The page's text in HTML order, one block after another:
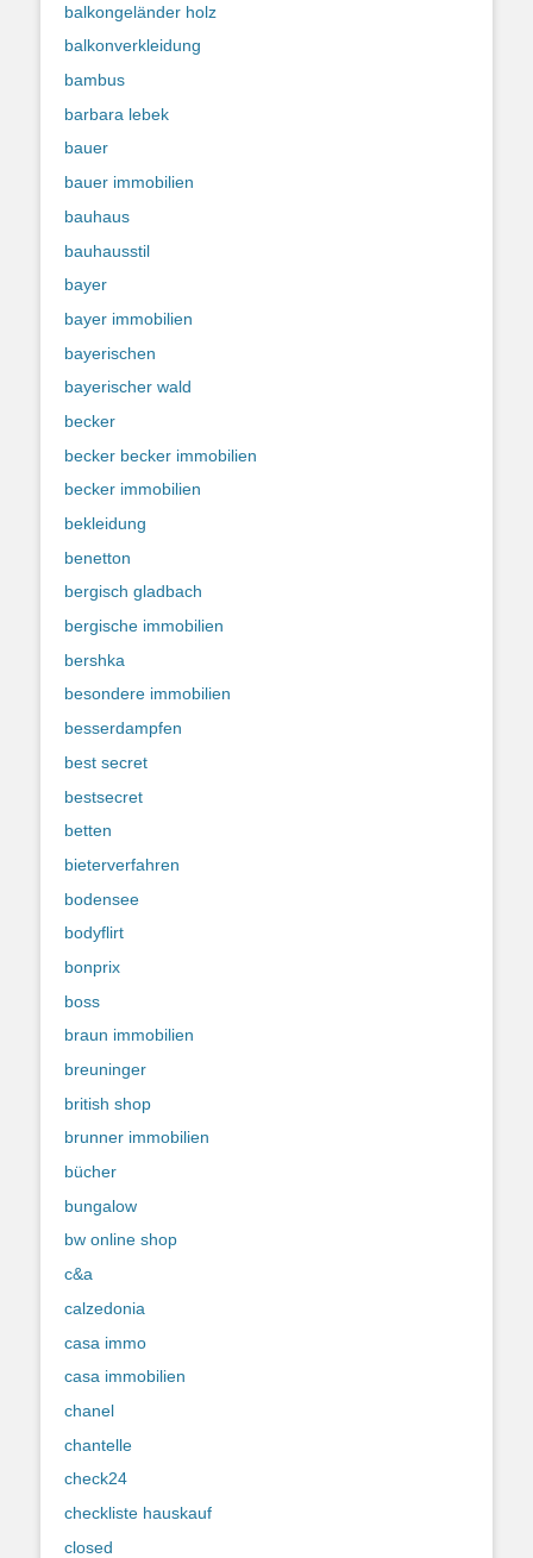
balkongeländer holz
balkonverkleidung
bambus
barbara lebek
bauer
bauer immobilien
bauhaus
bauhausstil
bayer
bayer immobilien
bayerischen
bayerischer wald
becker
becker becker immobilien
becker immobilien
bekleidung
benetton
bergisch gladbach
bergische immobilien
bershka
besondere immobilien
besserdampfen
best secret
bestsecret
betten
bieterverfahren
bodensee
bodyflirt
bonprix
boss
braun immobilien
breuninger
british shop
brunner immobilien
bücher
bungalow
bw online shop
c&a
calzedonia
casa immo
casa immobilien
chanel
chantelle
check24
checkliste hauskauf
closed